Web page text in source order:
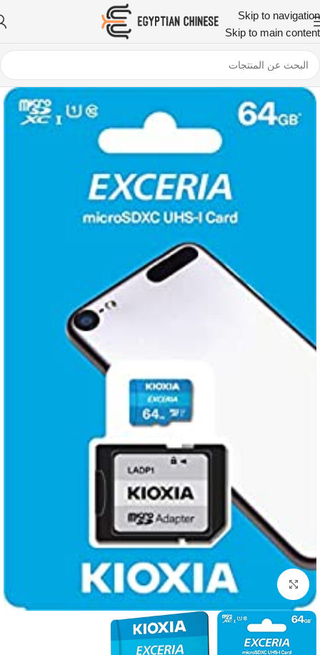
Skip to navigation
Skip to main content
اضغط للتكبير